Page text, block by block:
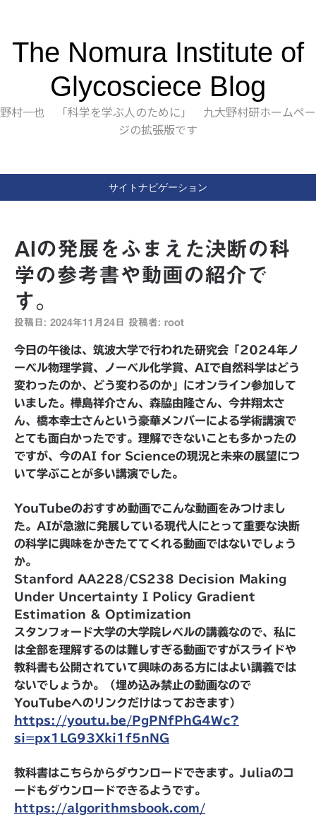
The Nomura Institute of
Glycosciece Blog
野村一也 「科学を学ぶ人のために」 九大野村研ホームペー
ジの拡張版です
サイトナビゲーション
AIの発展をふまえた決断の科
学の参考書や動画の紹介で
す。
投稿日: 2024年11月24日 投稿者: root
今日の午後は、筑波大学で行われた研究会「2024年ノ
ーベル物理学賞、ノーベル化学賞、AIで自然科学はどう
変わったのか、どう変わるのか」にオンライン参加して
いました。樺島祥介さん、森脇由隆さん、今井翔太さ
ん、橋本幸士さんという豪華メンバーによる学術講演で
とても面白かったです。理解できないことも多かったの
ですが、今のAI for Scienceの現況と未来の展望につ
いて学ぶことが多い講演でした。
YouTubeのおすすめ動画でこんな動画をみつけまし
た。AIが急激に発展している現代人にとって重要な決断
の科学に興味をかきたててくれる動画ではないでしょう
か。
Stanford AA228/CS238 Decision Making
Under Uncertainty I Policy Gradient
Estimation & Optimization
スタンフォード大学の大学院レベルの講義なので、私に
は全部を理解するのは難しすぎる動画ですがスライドや
教科書も公開されていて興味のある方にはよい講義では
ないでしょうか。（埋め込み禁止の動画なので
YouTubeへのリンクだけはっておきます）
https://youtu.be/PgPNfPhG4Wc?
si=px1LG93Xki1f5nNG
教科書はこちらからダウンロードできます。Juliaのコ
ードもダウンロードできるようです。
https://algorithmsbook.com/